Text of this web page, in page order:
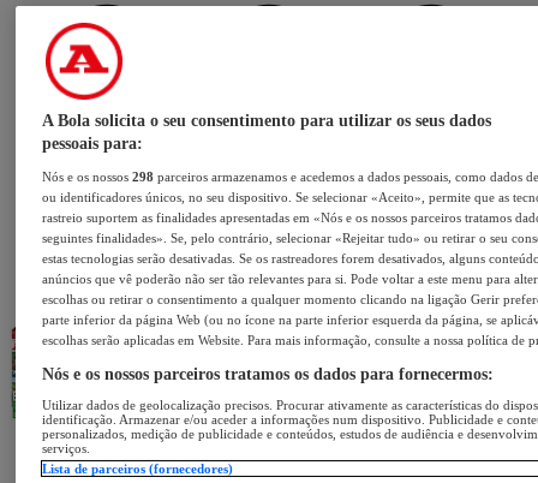
A Bola solicita o seu consentimento para utilizar os seus dados
pessoais para:
Nós e os nossos298 parceiros armazenamos e acedemos a dados pessoais, como dados
ou identificadores únicos, no seu dispositivo. Se selecionar «Aceito», permite que as
rastreio suportem as finalidades apresentadas em «Nós e os nossos parceiros tratamos
seguintes finalidades». Se, pelo contrário, selecionar «Rejeitar tudo» ou retirar o seu
estas tecnologias serão desativadas. Se os rastreadores forem desativados, alguns
anúncios que vê poderão não ser tão relevantes para si. Pode voltar a este menu para
escolhas ou retirar o consentimento a qualquer momento clicando na ligação Gerir
parte inferior da página Web (ou no ícone na parte inferior esquerda da página, se
escolhas serão aplicadas em Website. Para mais informação, consulte a nossa política de
Nós e os nossos parceiros tratamos os dados para fornecermos:
Utilizar dados de geolocalização precisos. Procurar ativamente as características do
identificação. Armazenar e/ou aceder a informações num dispositivo. Publicidade e
personalizados, medição de publicidade e conteúdos, estudos de audiência e
serviços.
Lista de parceiros (fornecedores)